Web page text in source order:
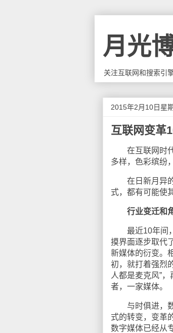
月光
关注互联网和搜索引
2015年2月10日星
互联网变革
在互联网时代
多样，色彩缤纷
在日新月异的
式，都有可能使
行业变迁和
最近10年间，
摸界面逐步取代
新媒体的衍变。
初，就打着强烈
人都是麦克风”
者，一家媒体。
与时俱进，数
式的转变，变革
数字媒体已经从